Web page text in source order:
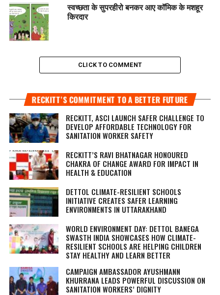
स्वच्छता के सुपरहीरो बनकर आए कॉमिक के मशहूर
किरदार
CLICK TO COMMENT
RECKITT’S COMMITMENT TO A BETTER FUTURE
RECKITT, ASCI LAUNCH SAFER CHALLENGE TO
DEVELOP AFFORDABLE TECHNOLOGY FOR
SANITATION WORKER SAFETY
RECKITT’S RAVI BHATNAGAR HONOURED
CHAKRA OF CHANGE AWARD FOR IMPACT IN
HEALTH & EDUCATION
DETTOL CLIMATE-RESILIENT SCHOOLS
INITIATIVE CREATES SAFER LEARNING
ENVIRONMENTS IN UTTARAKHAND
WORLD ENVIRONMENT DAY: DETTOL BANEGA
SWASTH INDIA SHOWCASES HOW CLIMATE-
RESILIENT SCHOOLS ARE HELPING CHILDREN
STAY HEALTHY AND LEARN BETTER
CAMPAIGN AMBASSADOR AYUSHMANN
KHURRANA LEADS POWERFUL DISCUSSION ON
SANITATION WORKERS’ DIGNITY